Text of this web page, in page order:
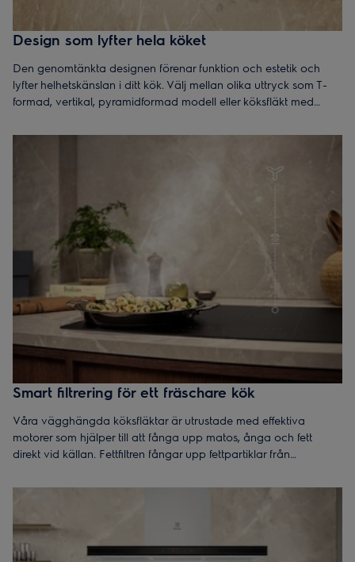
Design som lyfter hela köket
Den genomtänkta designen förenar funktion och estetik och
lyfter helhetskänslan i ditt kök. Välj mellan olika uttryck som T-
formad, vertikal, pyramidformad modell eller köksfläkt med
Smart filtrering för ett fräschare kök
Våra vägghängda köksfläktar är utrustade med effektiva
motorer som hjälper till att fånga upp matos, ånga och fett
direkt vid källan. Fettfiltren fångar upp fettpartiklar från
bibehållen prestanda över tid.